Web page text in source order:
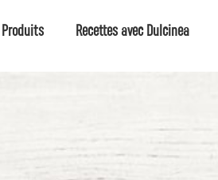
Produits Recettes avec Dulcinea